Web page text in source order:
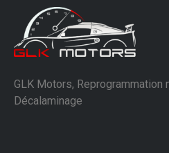
GLK Motors, Reprogrammation
Décalaminage